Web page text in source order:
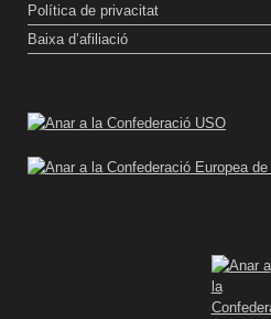
Política de privacitat
Baixa d’afiliació